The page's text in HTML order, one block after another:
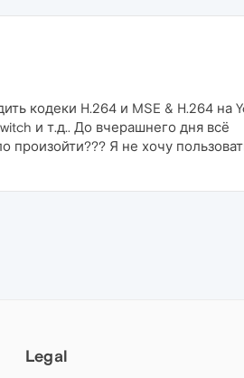
кодеки H.264 и MSE & H.264 на
и т.д.. До вчерашнего дня всё
Я не хочу
Legal